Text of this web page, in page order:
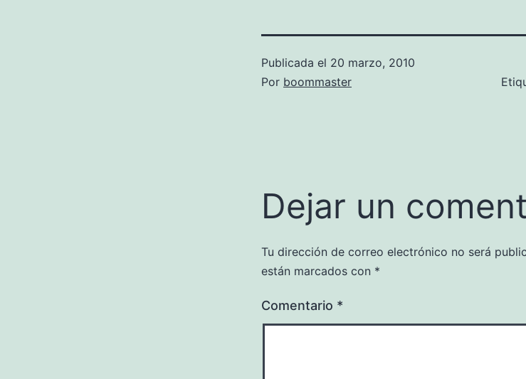
Publicada el 20 marzo, 2010
Por boommaster
Dejar un
Tu dirección de correo electrónico no será
están marcados con *
Comentario *